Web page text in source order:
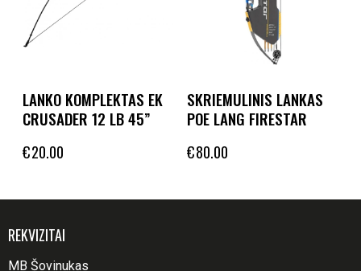
LANKO KOMPLEKTAS EK
CRUSADER 12 LB 45”
€20.00
SKRIEMULINIS LANKAS
POE LANG FIRESTAR
€80.00
REKVIZITAI
MB Šovinukas